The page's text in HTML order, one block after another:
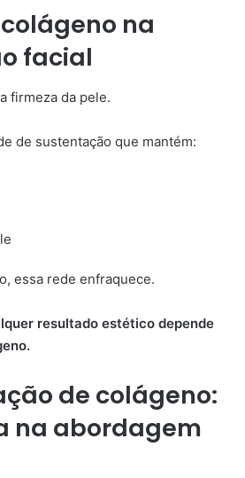
na
facial
firmeza da pele.
de sustentação que mantém:
essa rede enfraquece.
resultado estético depende
de colágeno:
na abordagem